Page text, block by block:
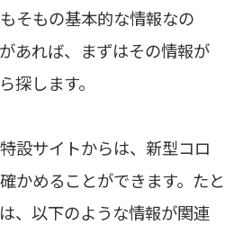
そもの基本的な情報なの
あれば、まずはその情報が
探します。
設サイトからは、新型コロ
かめることができます。たと
、以下のような情報が関連